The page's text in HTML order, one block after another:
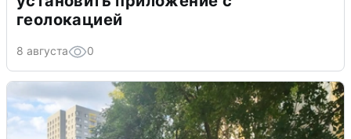
геолокацией
8 августа 0